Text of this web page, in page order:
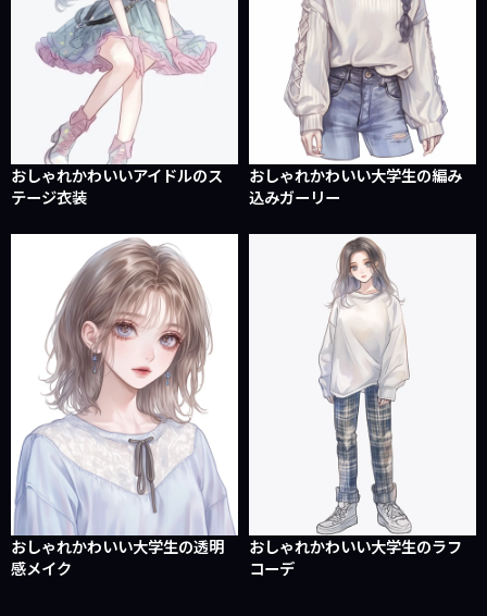
おしゃれかわいいアイドルのス
テージ衣装
おしゃれかわいい大学生の編み
込みガーリー
おしゃれかわいい大学生の透明
感メイク
おしゃれかわいい大学生のラフ
コーデ